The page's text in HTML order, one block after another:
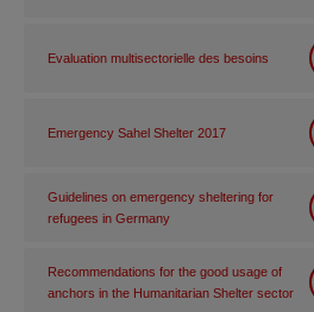
Evaluation multisectorielle des besoins
Emergency Sahel Shelter 2017
Guidelines on emergency sheltering for
refugees in Germany
Recommendations for the good usage of
anchors in the Humanitarian Shelter sector